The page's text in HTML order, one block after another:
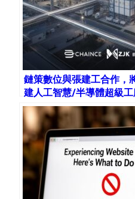
鏈策數位與張建工合作，
建人工智慧/半導體超級工